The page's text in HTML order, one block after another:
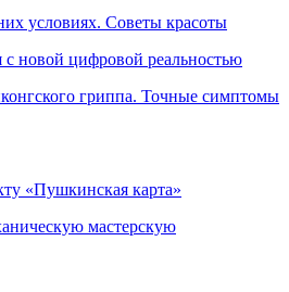
условиях. Советы красоты
новой цифровой реальностью
гриппа. Точные симптомы
«Пушкинская карта»
мастерскую